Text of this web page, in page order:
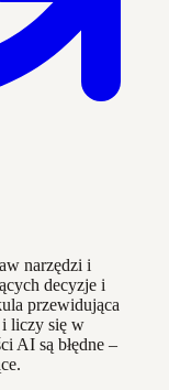
narzędzi i
decyzje i
przewidująca
liczy się w
AI są błędne –